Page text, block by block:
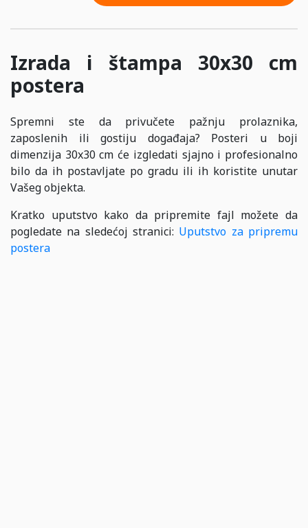
Izrada i štampa 30x30 cm
postera
Spremni ste da privučete pažnju prolaznika,
zaposlenih ili gostiju događaja? Posteri u boji
dimenzija 30x30 cm će izgledati sjajno i profesionalno
bilo da ih postavljate po gradu ili ih koristite unutar
Vašeg objekta.
Kratko uputstvo kako da pripremite fajl možete da
pogledate na sledećoj stranici: Uputstvo za pripremu
postera